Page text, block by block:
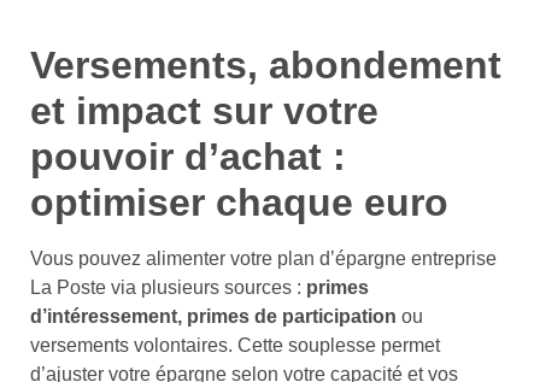
Versements, abondement
et impact sur votre
pouvoir d’achat :
optimiser chaque euro
Vous pouvez alimenter votre plan d’épargne entreprise
La Poste via plusieurs sources : primes
d’intéressement, primes de participation ou
versements volontaires. Cette souplesse permet
d’ajuster votre épargne selon votre capacité et vos